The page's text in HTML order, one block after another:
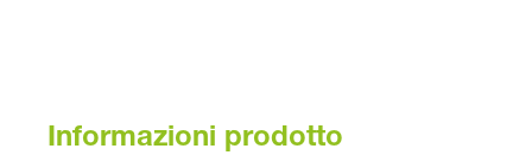
Informazioni prodotto